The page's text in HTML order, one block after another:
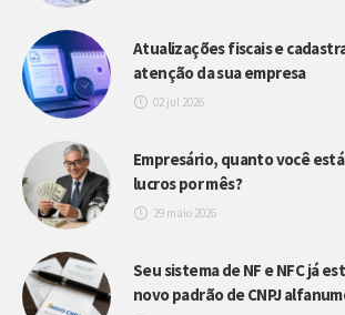
Atualizações fiscais e
atenção da sua empresa
02 jul 2026
Empresário, quanto você
lucros por mês?
29 maio 2026
Seu sistema de NF e NFC já
novo padrão de CNPJ